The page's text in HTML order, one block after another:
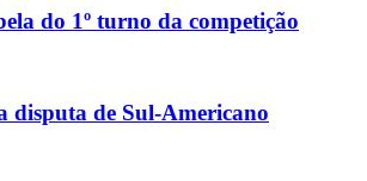
do 1º turno da competição
disputa de Sul-Americano